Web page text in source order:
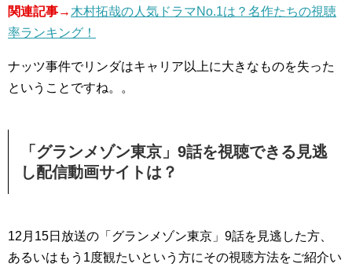
関連記事→木村拓哉の人気ドラマNo.1は？名作たちの視聴
率ランキング！
ナッツ事件でリンダはキャリア以上に大きなものを失った
ということですね。。
「グランメゾン東京」9話を視聴できる見逃
し配信動画サイトは？
12月15日放送の「グランメゾン東京」9話を見逃した方、
あるいはもう1度観たいという方にその視聴方法をご紹介い